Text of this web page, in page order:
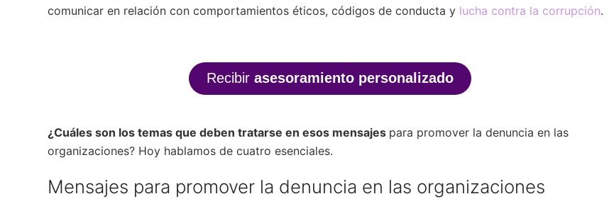
comunicar en relación con comportamientos éticos, códigos de conducta y lucha contra la corrupción.
Recibirasesoramiento personalizado
¿Cuáles son los temas que deben tratarse en esos mensajes para promover la denuncia en las
organizaciones? Hoy hablamos de cuatro esenciales.
Mensajes para promover la denuncia en las organizaciones